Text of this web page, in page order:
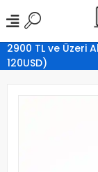
2900 TL ve Üzeri
120USD)